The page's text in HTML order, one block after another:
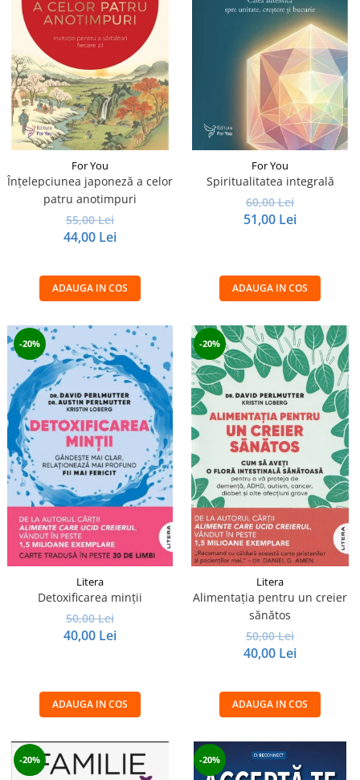
For You
Înțelepciunea japoneză a celor
patru anotimpuri
55,00 Lei
44,00 Lei
ADAUGA IN COS
For You
Spiritualitatea integrală
60,00 Lei
51,00 Lei
ADAUGA IN COS
-20%
Litera
Detoxificarea minții
50,00 Lei
40,00 Lei
ADAUGA IN COS
-20%
Litera
Alimentația pentru un creier
sănătos
50,00 Lei
40,00 Lei
ADAUGA IN COS
-20% -20%